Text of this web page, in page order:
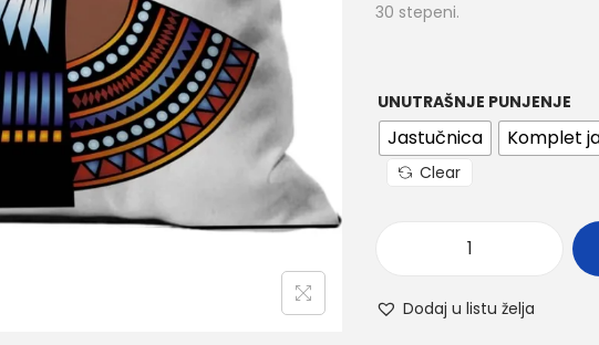
30 stepeni.
UNUTRAŠNJE PUNJENJE
Jastučnica Komplet
Clear
Dodaj u listu želja